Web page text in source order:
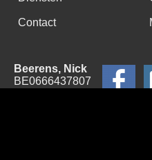
Contact
Beerens, Nick
BE0666437807